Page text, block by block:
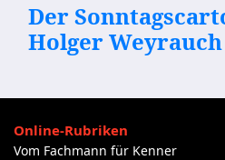
Der
Holger Weyrauch
Online-Rubriken
Vom Fachmann für Kenner